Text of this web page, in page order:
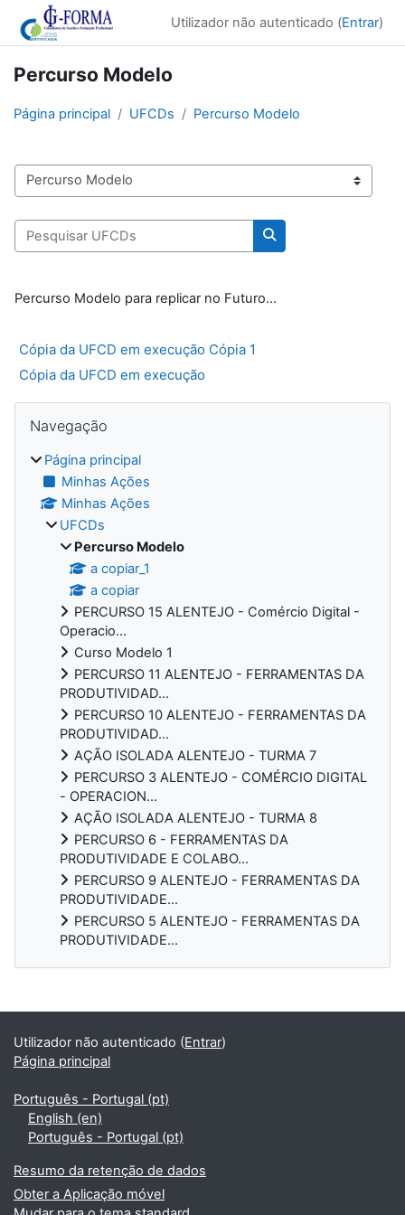
Ir para o conteúdo principal
Utilizador não autenticado (Entrar)
Percurso Modelo
Página principal UFCDs Percurso Modelo
Cursos de UFCDs
Pesquisar UFCDs
Pesquisar UFCDs
Percurso Modelo para replicar no Futuro...
Cópia da UFCD em execução Cópia 1
Cópia da UFCD em execução
Blocos
Navegação
Página principal
Minhas Ações
Minhas Ações
UFCDs
Percurso Modelo
a copiar_1
a copiar
PERCURSO 15 ALENTEJO - Comércio Digital -
Operacio...
Curso Modelo 1
PERCURSO 11 ALENTEJO - FERRAMENTAS DA
PRODUTIVIDAD...
PERCURSO 10 ALENTEJO - FERRAMENTAS DA
PRODUTIVIDAD...
AÇÃO ISOLADA ALENTEJO - TURMA 7
PERCURSO 3 ALENTEJO - COMÉRCIO DIGITAL
- OPERACION...
AÇÃO ISOLADA ALENTEJO - TURMA 8
PERCURSO 6 - FERRAMENTAS DA
PRODUTIVIDADE E COLABO...
PERCURSO 9 ALENTEJO - FERRAMENTAS DA
PRODUTIVIDADE...
PERCURSO 5 ALENTEJO - FERRAMENTAS DA
PRODUTIVIDADE...
Blocos
Utilizador não autenticado (Entrar)
Página principal
Português - Portugal ‎(pt)‎
English ‎(en)‎
Português - Portugal ‎(pt)‎
Resumo da retenção de dados
Obter a Aplicação móvel